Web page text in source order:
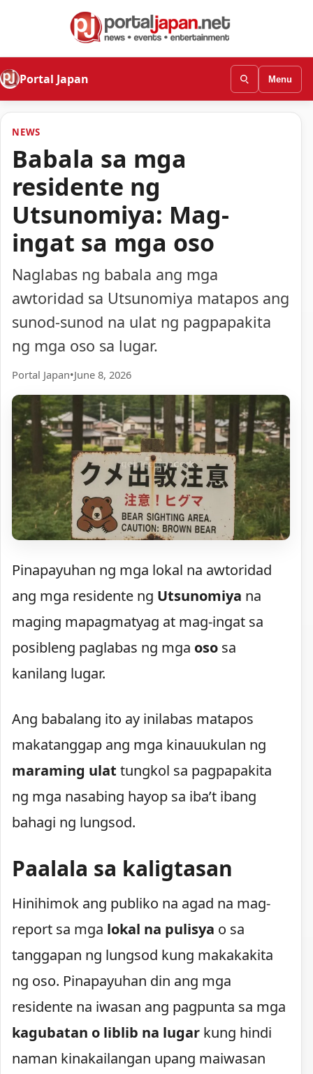
Portal Japan Menu
NEWS
Babala sa mga
residente ng
Utsunomiya: Mag-
ingat sa mga oso
Naglabas ng babala ang mga
awtoridad sa Utsunomiya matapos ang
sunod-sunod na ulat ng pagpapakita
ng mga oso sa lugar.
Portal Japan•June 8, 2026
Pinapayuhan ng mga lokal na awtoridad
ang mga residente ng Utsunomiya na
maging mapagmatyag at mag-ingat sa
posibleng paglabas ng mga oso sa
kanilang lugar.
Ang babalang ito ay inilabas matapos
makatanggap ang mga kinauukulan ng
maraming ulat tungkol sa pagpapakita
ng mga nasabing hayop sa iba’t ibang
bahagi ng lungsod.
Paalala sa kaligtasan
Hinihimok ang publiko na agad na mag-
report sa mga lokal na pulisya o sa
tanggapan ng lungsod kung makakakita
ng oso. Pinapayuhan din ang mga
residente na iwasan ang pagpunta sa mga
kagubatan o liblib na lugar kung hindi
naman kinakailangan upang maiwasan